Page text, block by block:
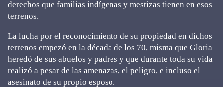
derechos que familias indígenas y mestizas tienen en esos
terrenos.
La lucha por el reconocimiento de su propiedad en dichos
terrenos empezó en la década de los 70, misma que Gloria
heredó de sus abuelos y padres y que durante toda su vida
realizó a pesar de las amenazas, el peligro, e incluso el
asesinato de su propio esposo.